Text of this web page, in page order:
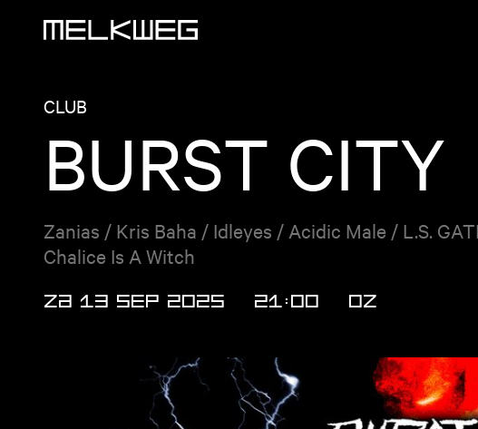
CLUB
BURST CITY
Zanias / Kris Baha / Idleyes / Acidic Male / L.S.
Chalice Is A Witch
ZA 13 SEP 2025 21:00 OZ